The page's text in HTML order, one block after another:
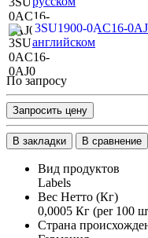
3SU1900-0AC16-
английском
По запросу
Запросить цену
В закладки В сравнение
Вид продуктов
Labels
Вес Нетто (Кг)
0,0005 Кг (per 100
Страна